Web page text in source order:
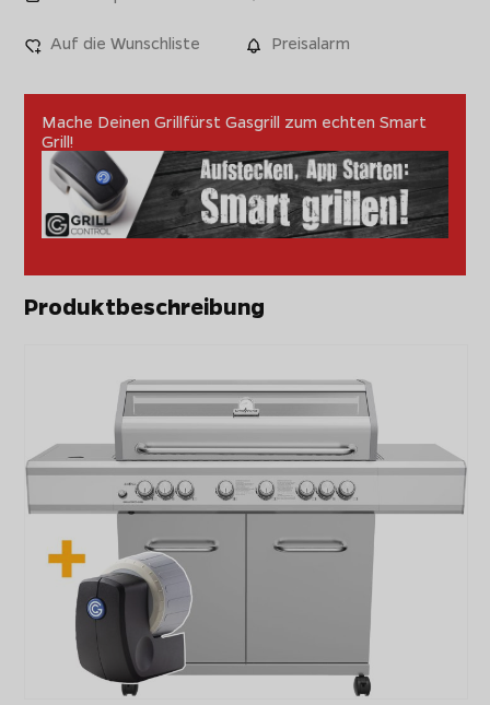
Auf die Wunschliste Preisalarm
Mache Deinen Grillfürst Gasgrill zum echten Smart
Grill!
Produktbeschreibung